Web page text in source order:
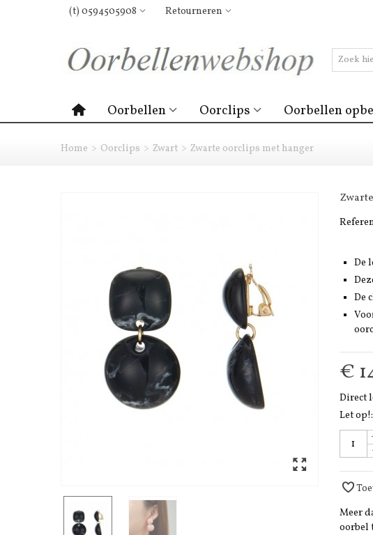
(t) 0594505908 Retourneren
Oorbellen Oorclips Oorbellen
Home > Oorclips > Zwart > Zwarte oorclips met hanger
De
De
€
Direct
Let
Meer
oorbel